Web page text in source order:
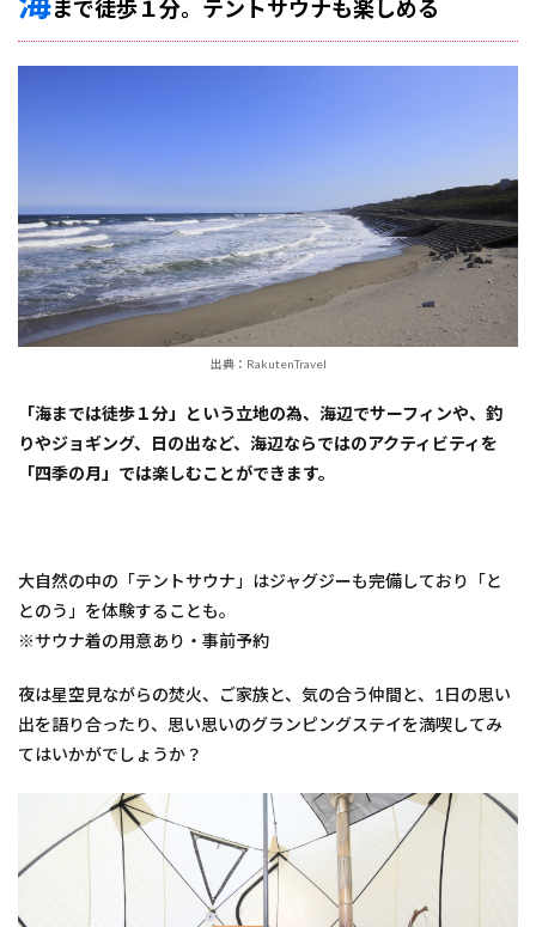
まで徒歩１分。テントサウナも楽しめる
出典：RakutenTravel
「海までは徒歩１分」という立地の為、海辺でサーフィンや、釣
りやジョギング、日の出など、海辺ならではのアクティビティを
「四季の月」では楽しむことができます。
大自然の中の「テントサウナ」はジャグジーも完備しており「と
とのう」を体験することも。
※サウナ着の用意あり・事前予約
夜は星空見ながらの焚火、ご家族と、気の合う仲間と、1日の思い
出を語り合ったり、思い思いのグランピングステイを満喫してみ
てはいかがでしょうか？